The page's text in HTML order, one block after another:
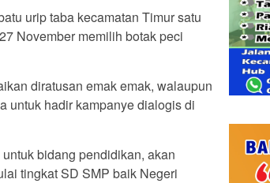
urip taba kecamatan Timur satu
November memilih botak peci
diratusan emak emak, walaupun
untuk hadir kampanye dialogis di
bidang pendidikan, akan
tingkat SD SMP baik Negeri